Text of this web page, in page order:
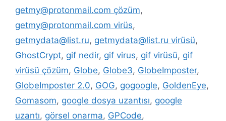
getmy@protonmail.com çözüm,
getmy@protonmail.com virüs,
getmydata@list.ru, getmydata@list.ru virüsü,
GhostCrypt, gif nedir, gif virus, gif virüsü, gif
virüsü çözüm, Globe, Globe3, GlobeImposter,
GlobeImposter 2.0, GOG, gogoogle, GoldenEye,
Gomasom, google dosya uzantısı, google
uzantı, görsel onarma, GPCode,